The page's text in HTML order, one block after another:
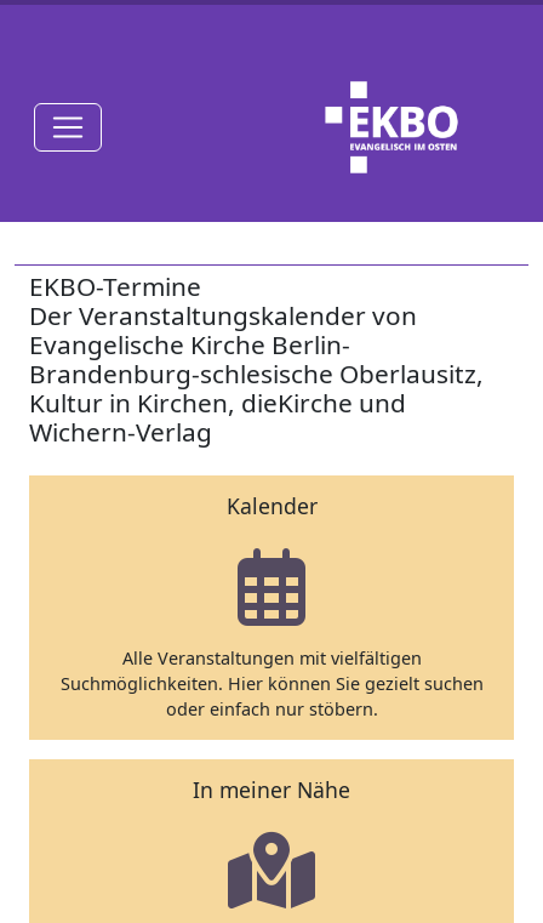
EKBO-Termine
Der Veranstaltungskalender von
Evangelische Kirche Berlin-
Brandenburg-schlesische Oberlausitz,
Kultur in Kirchen, dieKirche und
Wichern-Verlag
Kalender
Alle Veranstaltungen mit vielfältigen
Suchmöglichkeiten. Hier können Sie gezielt suchen
oder einfach nur stöbern.
In meiner Nähe